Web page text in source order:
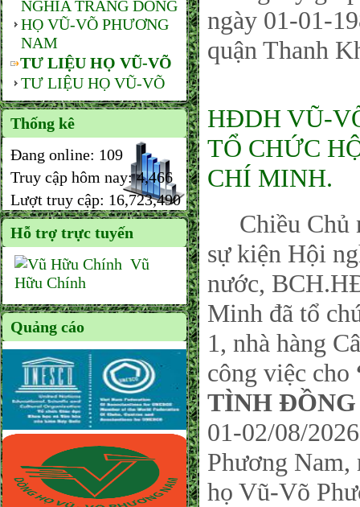
NGHĨA TRANG DÒNG
HỌ VŨ-VÕ PHƯƠNG
NAM
TƯ LIỆU HỌ VŨ-VÕ
TƯ LIỆU HỌ VŨ-VÕ
Thống kê
Đang online: 109
Truy cập hôm nay:4,466
Lượt truy cập: 16,723,490
Hỗ trợ trực tuyến
Vũ
Hữu Chính
Quảng cáo
ngày 01-01-
quận Thanh
HĐDH VŨ-
TỔ CHỨC
CHÍ MINH.
Chiều Chủ
sự kiện Hội
nước,
Minh đã tổ
1, nhà hàng
công việc cho
TÌNH
01-02/08/
Phương
họ Vũ-Võ